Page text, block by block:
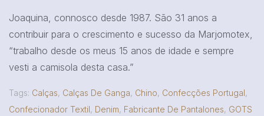
Joaquina, connosco desde 1987. São 31 anos a
contribuir para o crescimento e sucesso da Marjomotex,
“trabalho desde os meus 15 anos de idade e sempre
vesti a camisola desta casa.”
Tags: Calças, Calças De Ganga, Chino, Confecções Portugal ,
Confecionador Textil , Denim, Fabricante De Pantalones, GOTS